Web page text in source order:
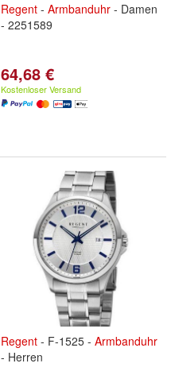
Regent - Armbanduhr - Damen
- 2251589
64,68 €
Kostenloser Versand
Regent - F-1525 - Armbanduhr
- Herren